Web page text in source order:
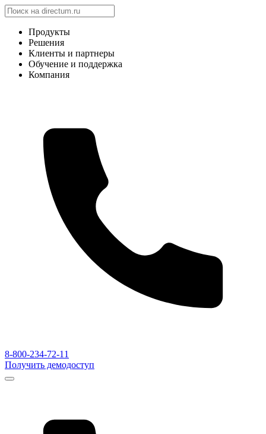
Продукты
Решения
Клиенты и партнеры
Обучение и поддержка
Компания
8-800-234-72-11
Получить демодоступ